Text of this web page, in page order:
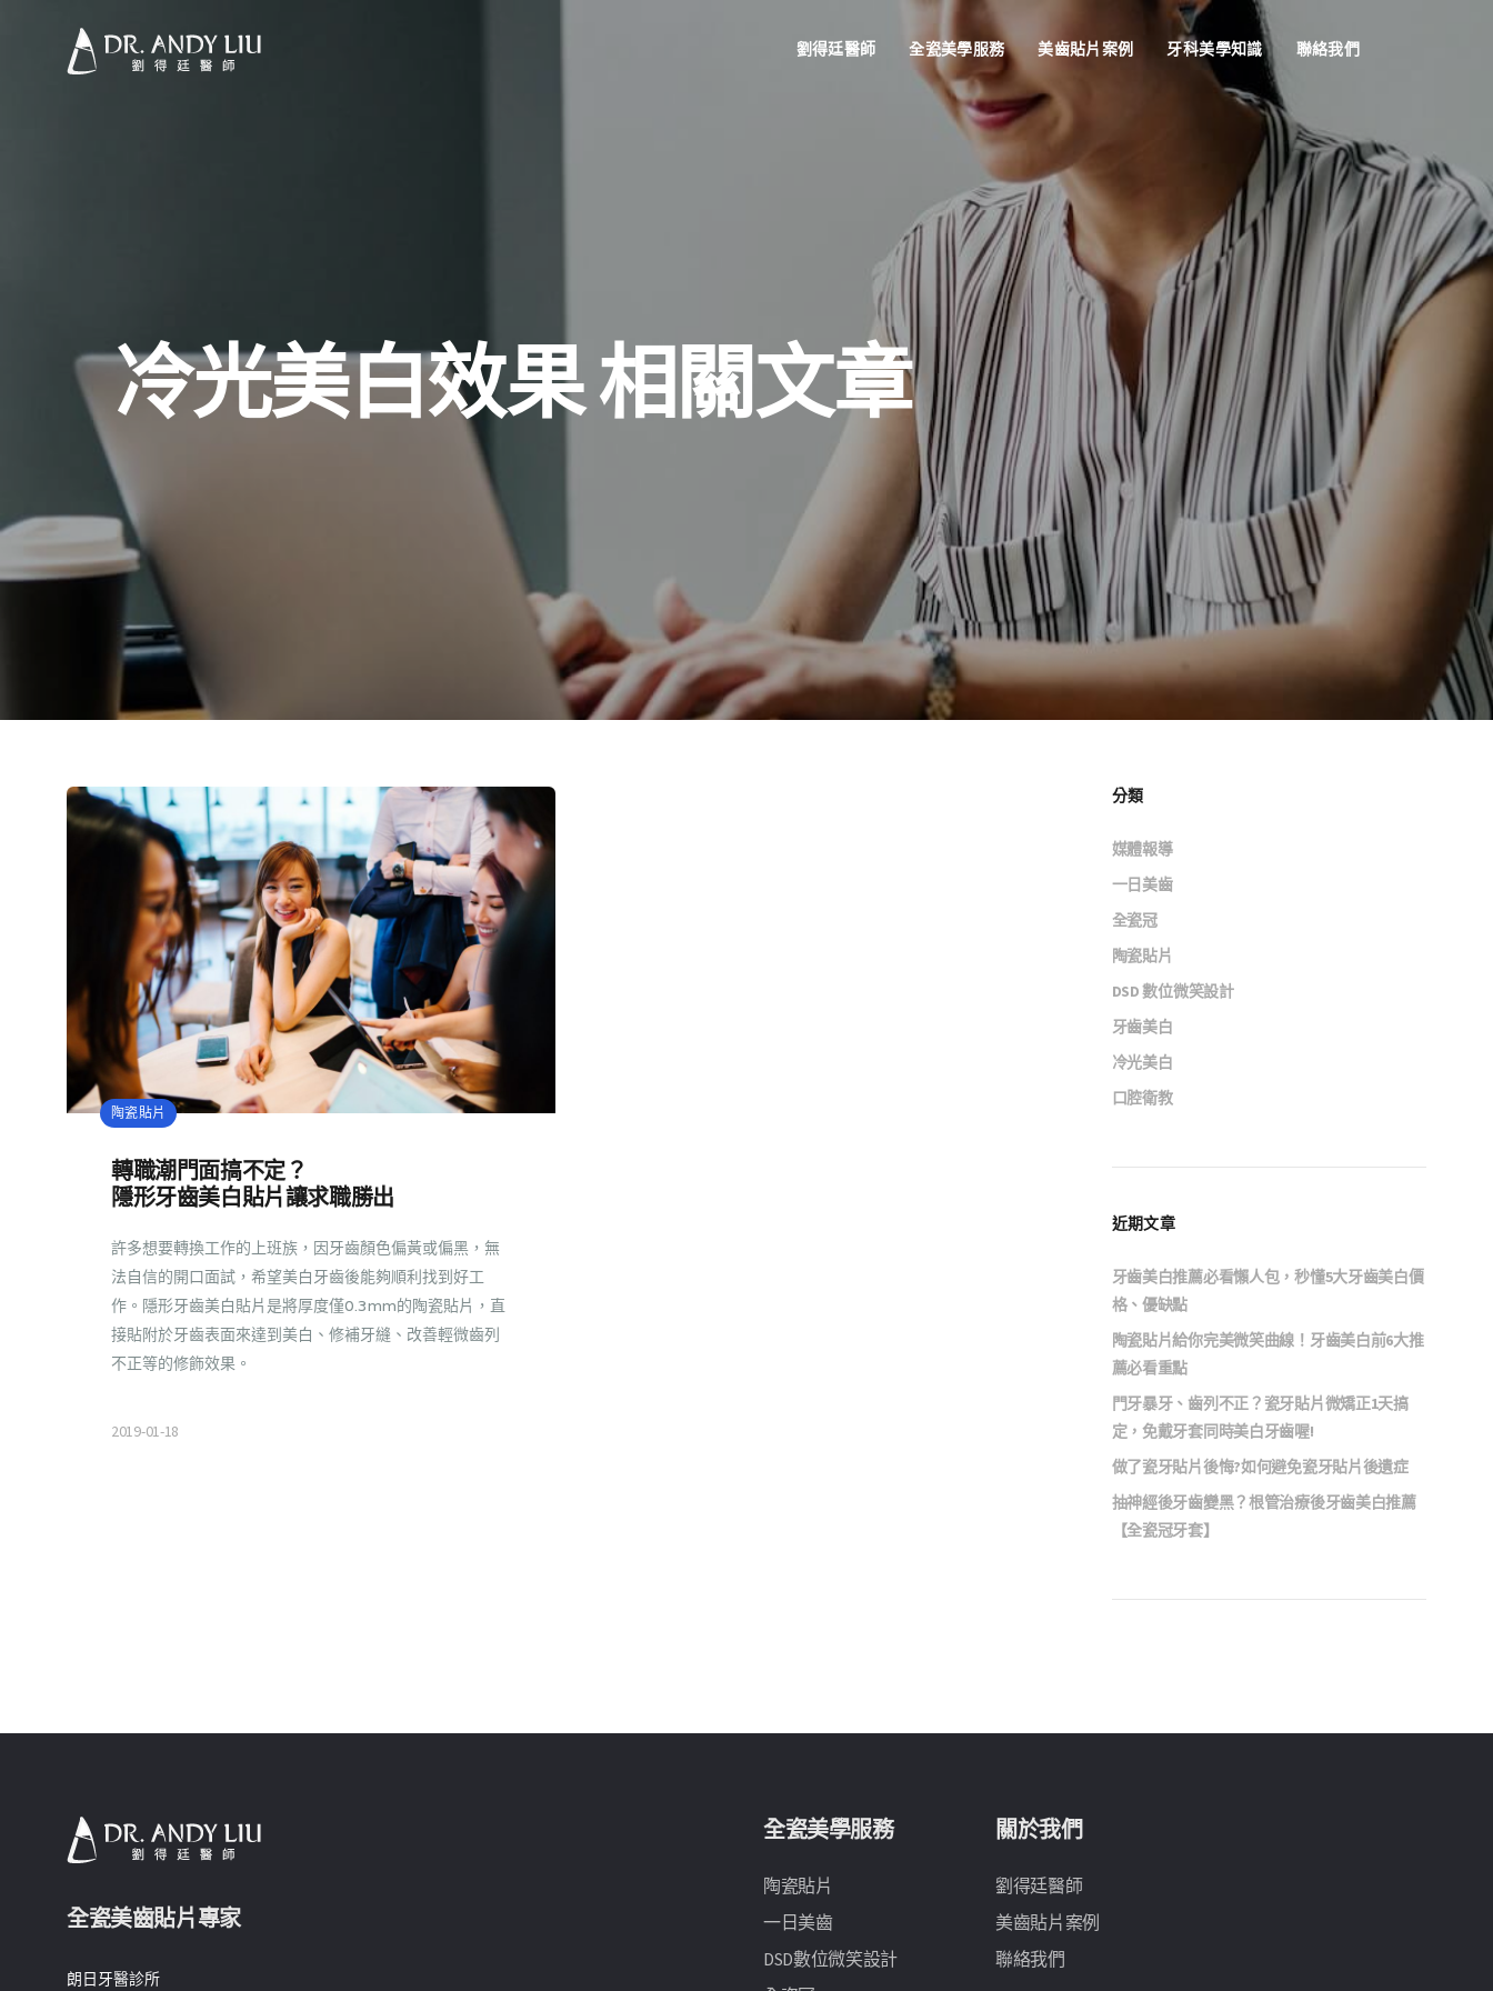
劉得廷醫師 全瓷美學服務 美齒貼片案例 牙科美學知識 聯絡我們
冷光美白效果 相關文章
陶瓷貼片
轉職潮門面搞不定？
隱形牙齒美白貼片讓求職勝出
許多想要轉換工作的上班族，因牙齒顏色偏黃或偏黑，無
法自信的開口面試，希望美白牙齒後能夠順利找到好工
作。隱形牙齒美白貼片是將厚度僅0.3mm的陶瓷貼片，直
接貼附於牙齒表面來達到美白、修補牙縫、改善輕微齒列
不正等的修飾效果。
2019-01-18
分類
媒體報導
一日美齒
全瓷冠
陶瓷貼片
DSD 數位微笑設計
牙齒美白
冷光美白
口腔衛教
近期文章
牙齒美白推薦必看懶人包，秒懂5大牙齒美白價
格、優缺點
陶瓷貼片給你完美微笑曲線！牙齒美白前6大推
薦必看重點
門牙暴牙、齒列不正？瓷牙貼片微矯正1天搞
定，免戴牙套同時美白牙齒喔!
做了瓷牙貼片後悔?如何避免瓷牙貼片後遺症
抽神經後牙齒變黑？根管治療後牙齒美白推薦
【全瓷冠牙套】
全瓷美齒貼片專家
朗日牙醫診所
全瓷美學服務
陶瓷貼片
一日美齒
DSD數位微笑設計
關於我們
劉得廷醫師
美齒貼片案例
聯絡我們